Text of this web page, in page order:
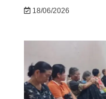
18/06/2026